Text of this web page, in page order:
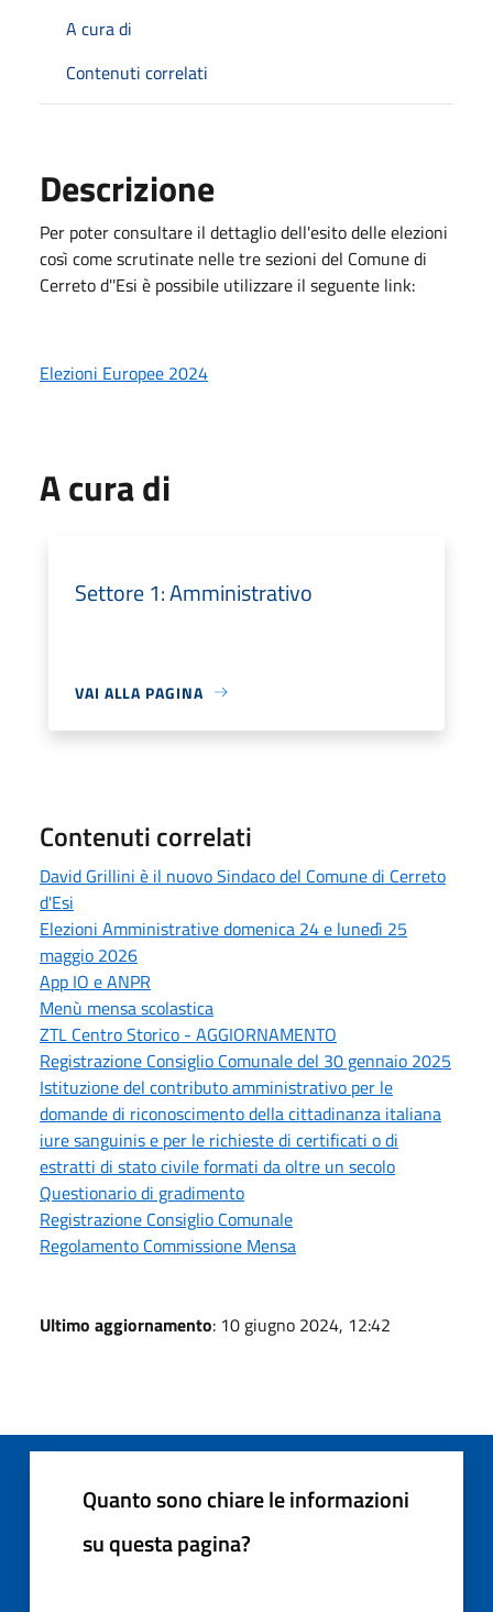
A cura di
Contenuti correlati
Descrizione
Per poter consultare il dettaglio dell'esito delle elezioni
così come scrutinate nelle tre sezioni del Comune di
Cerreto d''Esi è possibile utilizzare il seguente link:
Elezioni Europee 2024
A cura di
Settore 1: Amministrativo
VAI ALLA PAGINA
Contenuti correlati
David Grillini è il nuovo Sindaco del Comune di Cerreto
d'Esi
Elezioni Amministrative domenica 24 e lunedì 25
maggio 2026
App IO e ANPR
Menù mensa scolastica
ZTL Centro Storico - AGGIORNAMENTO
Registrazione Consiglio Comunale del 30 gennaio 2025
Istituzione del contributo amministrativo per le
domande di riconoscimento della cittadinanza italiana
iure sanguinis e per le richieste di certificati o di
estratti di stato civile formati da oltre un secolo
Questionario di gradimento
Registrazione Consiglio Comunale
Regolamento Commissione Mensa
Ultimo aggiornamento: 10 giugno 2024, 12:42
Quanto sono chiare le informazioni
su questa pagina?